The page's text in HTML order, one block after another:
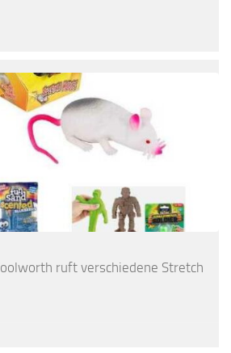
ruft verschiedene Stretch